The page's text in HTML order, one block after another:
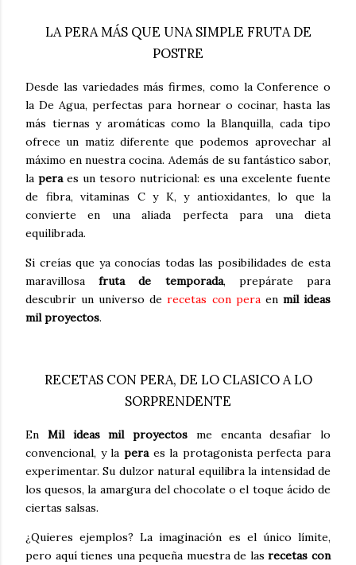
LA PERA MÁS QUE UNA SIMPLE FRUTA DE
POSTRE
Desde las variedades más firmes, como la Conference o
la De Agua, perfectas para hornear o cocinar, hasta las
más tiernas y aromáticas como la Blanquilla, cada tipo
ofrece un matiz diferente que podemos aprovechar al
máximo en nuestra cocina. Además de su fantástico sabor,
la peraes un tesoro nutricional: es una excelente fuente
de fibra, vitaminas C y K, y antioxidantes, lo que la
convierte en una aliada perfecta para una dieta
equilibrada.
Si creías que ya conocías todas las posibilidades de esta
maravillosafruta de temporada, prepárate para
descubrir un universo derecetas con peraen mil ideas
mil proyectos.
RECETAS CON PERA, DE LO CLASICO A LO
SORPRENDENTE
En Mil ideas mil proyectos me encanta desafiar lo
convencional, y la peraes la protagonista perfecta para
experimentar. Su dulzor natural equilibra la intensidad de
los quesos, la amargura del chocolate o el toque ácido de
ciertas salsas.
¿Quieres ejemplos? La imaginación es el único límite,
pero aquí tienes una pequeña muestra de lasrecetas con